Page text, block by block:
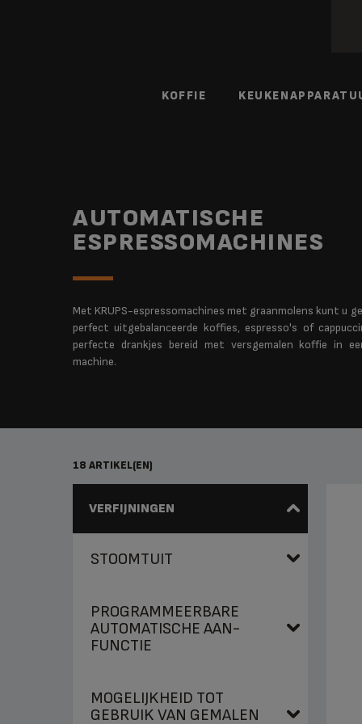
KOFFIE
AUTOMATISCHE
ESPRESSOMACHINES
Met KRUPS-espressomachines met graanmolens kunt u
perfect uitgebalanceerde koffies, espresso's of
perfecte drankjes bereid met versgemalen koffie in
machine.
18 ARTIKEL(EN)
VERFIJNINGEN
STOOMTUIT
Ja (5)
PROGRAMMEERBARE
AUTOMATISCHE AAN-
FUNCTIE
Ja (7)
MOGELIJKHEID TOT
GEBRUIK VAN GEMALEN